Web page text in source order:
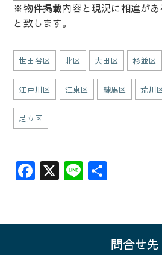
※物件掲載内容と現況に相違が
と致します。
世田谷区 北区 大田区 杉並区
江戸川区 江東区 練馬区 荒川
足立区
F
e
X Li
問合せ先